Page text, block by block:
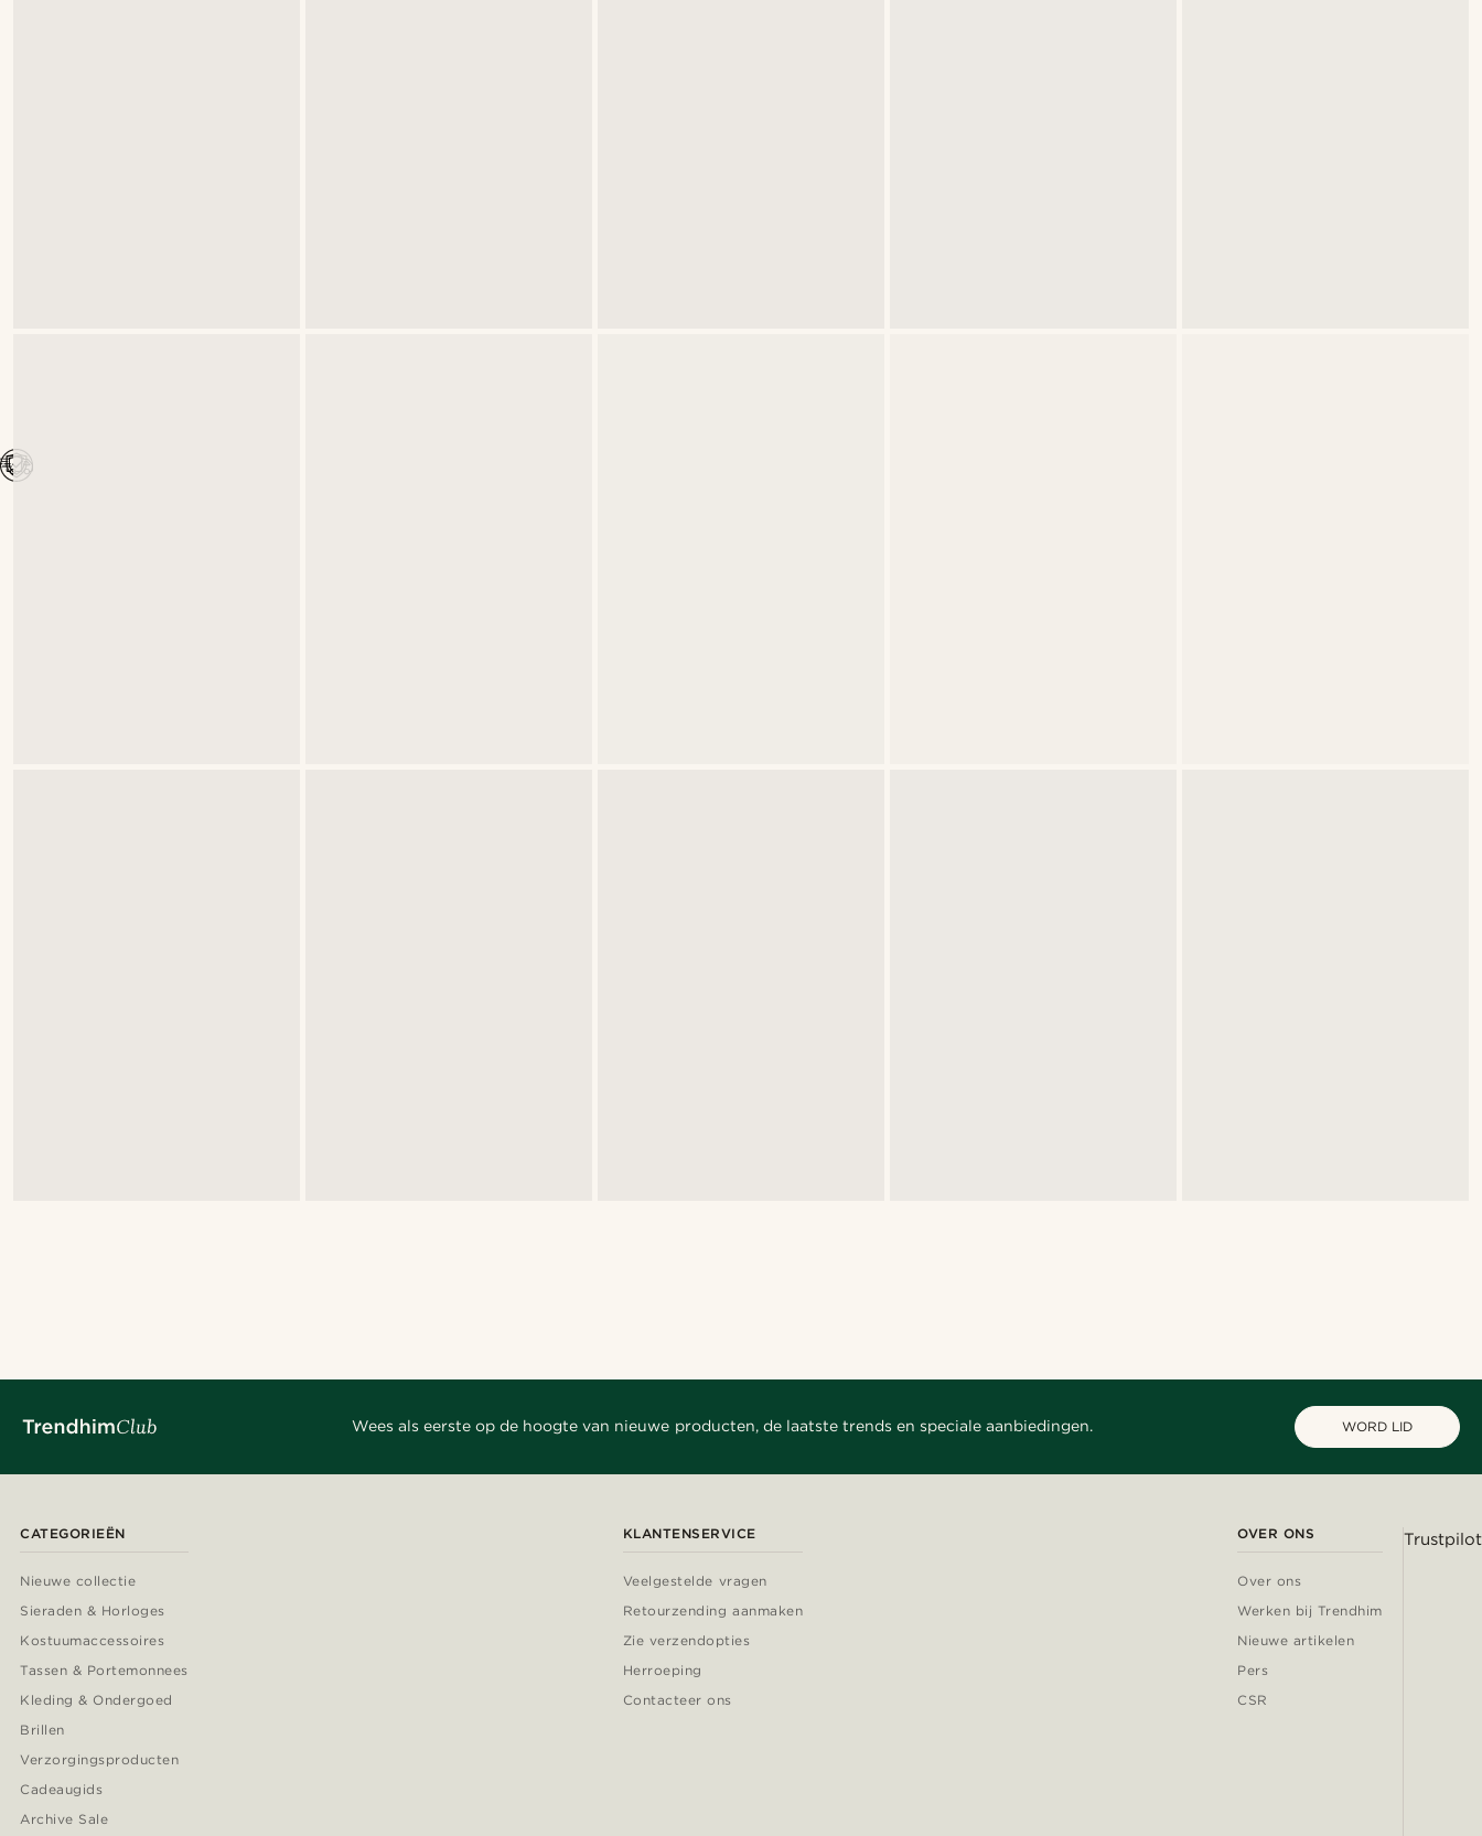
Wees als eerste op de hoogte van nieuwe producten, de laatste trends en speciale aanbiedingen. WORD LID
CATEGORIEËN
Nieuwe collectie
Sieraden & Horloges
Kostuumaccessoires
Tassen & Portemonnees
Kleding & Ondergoed
Brillen
Verzorgingsproducten
Cadeaugids
Archive Sale
KLANTENSERVICE
Veelgestelde vragen
Retourzending aanmaken
Zie verzendopties
Herroeping
Contacteer ons
OVER ONS
Over ons
Werken bij Trendhim
Nieuwe artikelen
Pers
CSR
Trustpilot